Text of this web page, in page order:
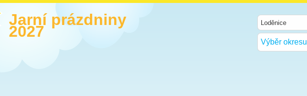
Jarní prázdniny
2027
Výběr okresu